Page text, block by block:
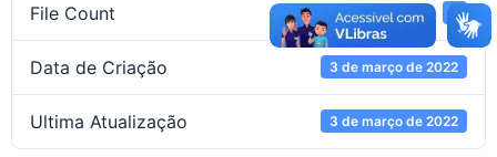
File Count 1
Data de Criação 3 de março de 2022
Ultima Atualização 3 de março de 2022